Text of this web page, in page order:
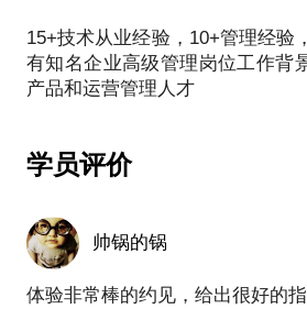
大多数中小企业的领导者，由于
因，大多都精通业务，粗鄙于管
帮助到各位，便于中小企业的领
战略，小白特奉上自创的战略自
从投资、业务、活动三个维度展
2、业务维度，可以定义销售和回
3、活动维度，可以落地到市场、
从数量、质量、时间、空间、资
15+技术从业经验，10+管理经验
有知名企业高级管理岗位工作背
学员评价
帅锅的锅
体验非常棒的约见，给出很好的